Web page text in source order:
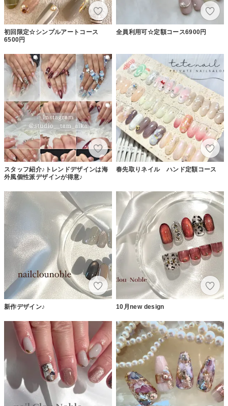
初回限定☆シンプルアートコース
6500円
全員利用可☆定額コース6900円
スタッフ紹介♪トレンドデザインは海
外風個性派デザインが得意♪
春先取りネイル ハンド定額コース
新作デザイン♪ 10月new design